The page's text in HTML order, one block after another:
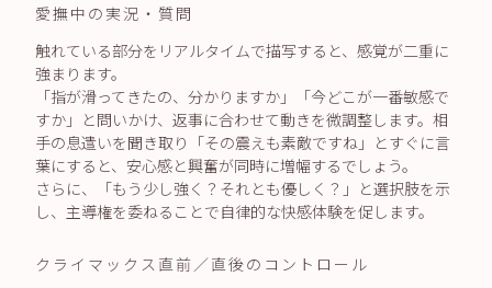
愛撫中の実況・質問
触れている部分をリアルタイムで描写すると、感覚が二重に
強まります。
「指が滑ってきたの、分かりますか」「今どこが一番敏感で
すか」と問いかけ、返事に合わせて動きを微調整します。相
手の息遣いを聞き取り「その震えも素敵ですね」とすぐに言
葉にすると、安心感と興奮が同時に増幅するでしょう。
さらに、「もう少し強く？それとも優しく？」と選択肢を示
し、主導権を委ねることで自律的な快感体験を促します。
クライマックス直前／直後のコントロール